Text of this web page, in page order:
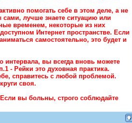
помогать себе в этом деле, а не
лучше знаете ситуацию или
временем, некоторые из них
Интернет пространстве. Если
самостоятельно, это будет и
интервала, вы всегда вновь можете
- Рейки это духовная практика.
справитесь с любой проблемой.
своя.
вы больны, строго соблюдайте